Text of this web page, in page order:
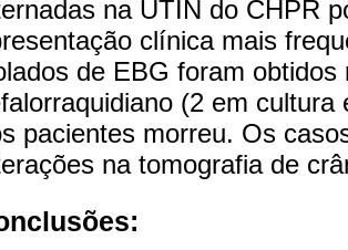
na UTIN do CHPR
clínica mais
de EBG foram
(2 em
pacientes morreu. Os
na tomografia de